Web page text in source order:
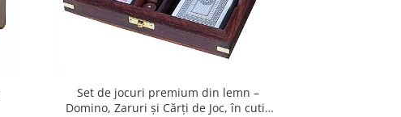
Set de jocuri premium din lemn –
Domino, Zaruri și Cărți de Joc, în cutie